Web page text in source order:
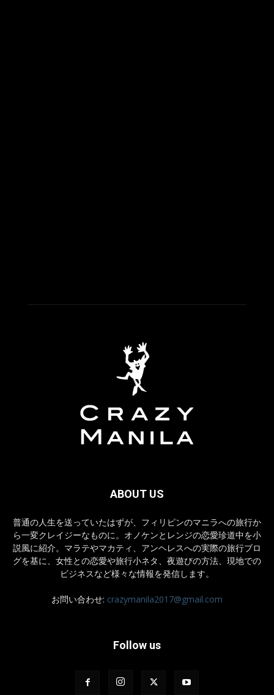
ABOUT US
普通の人生を送っていたはずが、フィリピンのマニラへの旅行か
ら一変クレイジーなものに。オノケンとレンジの恋愛珍道中を小
説風に紹介。マラテやマカティ、アンヘレスへの実際の旅行ブロ
グを基に、女性との恋愛や旅行小ネタ、夜遊びの方法、現地での
ビジネスなど様々な情報を発信します。
お問い合わせ: crazymanila2017@gmail.com
Follow us